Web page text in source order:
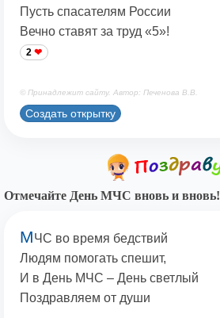
Пусть спасателям России
Вечно ставят за труд «5»!
2
© Принадлежит сайту. Автор: Печенова В.В.
Создать открытку
Отмечайте День МЧС вновь и вновь!
МЧС во время бедствий
Людям помогать спешит,
И в День МЧС – День светлый
Поздравляем от души